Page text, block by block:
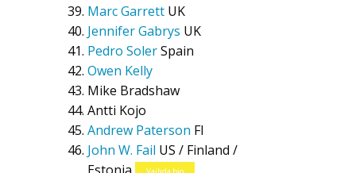
Marc Garrett UK
Jennifer Gabrys UK
Pedro SolerSpain
Owen Kelly
Mike Bradshaw
Antti Kojo
Andrew Paterson FI
John W. Fail US / Finland /